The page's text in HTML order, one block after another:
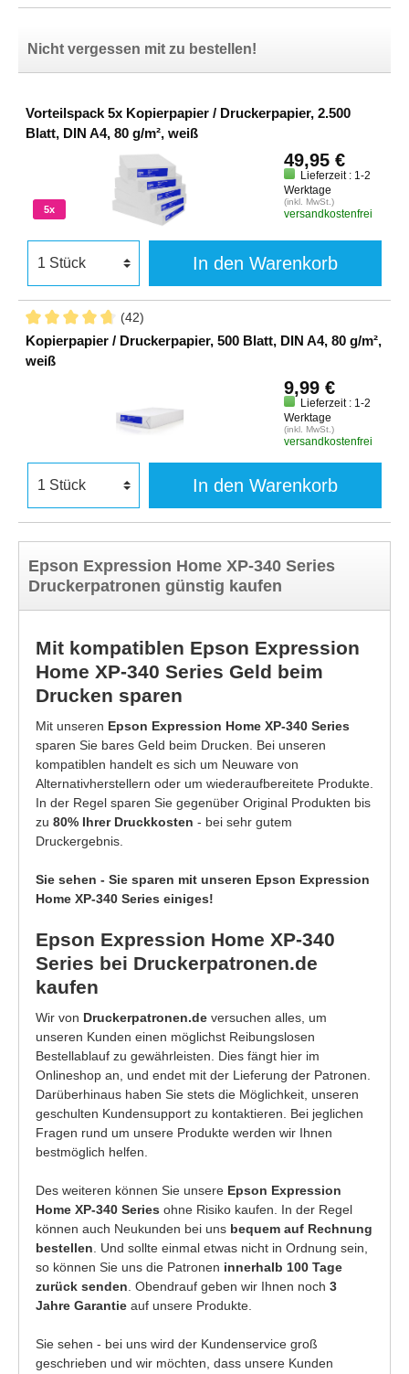
Nicht vergessen mit zu bestellen!
Vorteilspack 5x Kopierpapier / Druckerpapier, 2.500
Blatt, DIN A4, 80 g/m², weiß
5x
49,95 €
Lieferzeit : 1-2
Werktage
(inkl. MwSt.)
versandkostenfrei
In den Warenkorb
(42)
Kopierpapier / Druckerpapier, 500 Blatt, DIN A4, 80 g/m²,
weiß
9,99 €
Lieferzeit : 1-2
Werktage
(inkl. MwSt.)
versandkostenfrei
In den Warenkorb
Epson Expression Home XP-340 Series
Druckerpatronen günstig kaufen
Mit kompatiblen Epson Expression
Home XP-340 Series Geld beim
Drucken sparen
Mit unseren Epson Expression Home XP-340 Series
sparen Sie bares Geld beim Drucken. Bei unseren
kompatiblen handelt es sich um Neuware von
Alternativherstellern oder um wiederaufbereitete Produkte.
In der Regel sparen Sie gegenüber Original Produkten bis
zu 80% Ihrer Druckkosten - bei sehr gutem
Druckergebnis.
Sie sehen - Sie sparen mit unseren Epson Expression
Home XP-340 Series einiges!
Epson Expression Home XP-340
Series bei Druckerpatronen.de
kaufen
Wir von Druckerpatronen.de versuchen alles, um
unseren Kunden einen möglichst Reibungslosen
Bestellablauf zu gewährleisten. Dies fängt hier im
Onlineshop an, und endet mit der Lieferung der Patronen.
Darüberhinaus haben Sie stets die Möglichkeit, unseren
geschulten Kundensupport zu kontaktieren. Bei jeglichen
Fragen rund um unsere Produkte werden wir Ihnen
bestmöglich helfen.
Des weiteren können Sie unsere Epson Expression
Home XP-340 Series ohne Risiko kaufen. In der Regel
können auch Neukunden bei uns bequem auf Rechnung
bestellen . Und sollte einmal etwas nicht in Ordnung sein,
so können Sie uns die Patronen innerhalb 100 Tage
zurück senden . Obendrauf geben wir Ihnen noch 3
Jahre Garantie auf unsere Produkte.
Sie sehen - bei uns wird der Kundenservice groß
geschrieben und wir möchten, dass unsere Kunden